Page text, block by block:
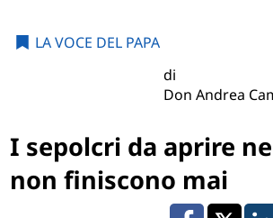
LA VOCE DEL PAPA
di
Don Andrea
I sepolcri da aprire
non finiscono mai